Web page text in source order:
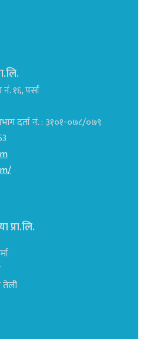
१६, पर्सा
दर्ता नं. : ३१०१-०७८/०७९
प्रा‍.लि.